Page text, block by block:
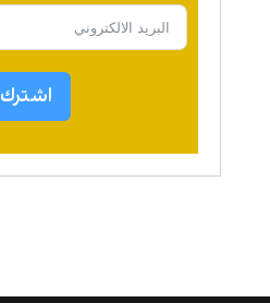
اشترك